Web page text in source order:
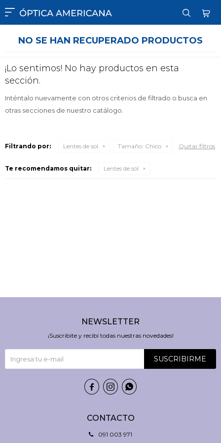

NO SE HAN RECUPERADO PRODUCTOS
¡Lo sentimos! No hay productos en esta
sección.
Inténtalo nuevamente con otros criterios de filtrado o busca en
otras secciones de nuestro catálogo.
Filtrando por: Lentes de sol Tamaño: Chico Quitar filtros
Te recomendamos quitar: Lentes de sol
CONTACTO
091 003 971
NEWSLETTER
¡Suscribite y recibí todas nuestras novedades!
SUSCRIBIRME
  